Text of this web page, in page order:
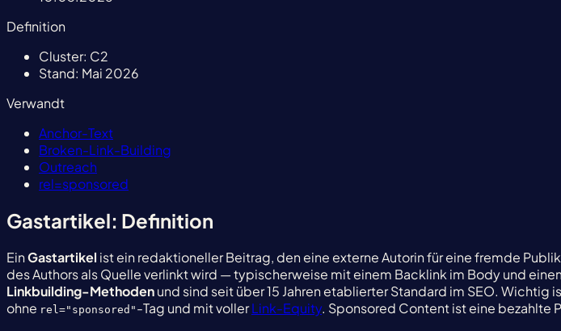
Definition
Cluster: C2
Stand: Mai 2026
Verwandt
Anchor-Text
Broken-Link-Building
Outreach
rel=sponsored
Gastartikel: Definition
EinGastartikel ist ein redaktioneller Beitrag, den eine externe Autorin für eine fremde
des Authors als Quelle verlinkt wird — typischerweise mit einem Backlink im Body und
Linkbuilding-Methodenund sind seit über 15 Jahren etablierter Standard im SEO.
ohne rel="sponsored" -Tag und mit vollerLink-Equity. Sponsored Content ist eine bezahlte